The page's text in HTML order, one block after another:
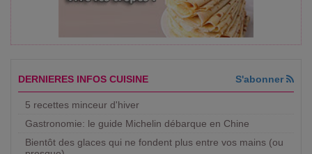
DERNIERES INFOS CUISINE S'abonner
5 recettes minceur d'hiver
Gastronomie: le guide Michelin débarque en Chine
Bientôt des glaces qui ne fondent plus entre vos mains (ou